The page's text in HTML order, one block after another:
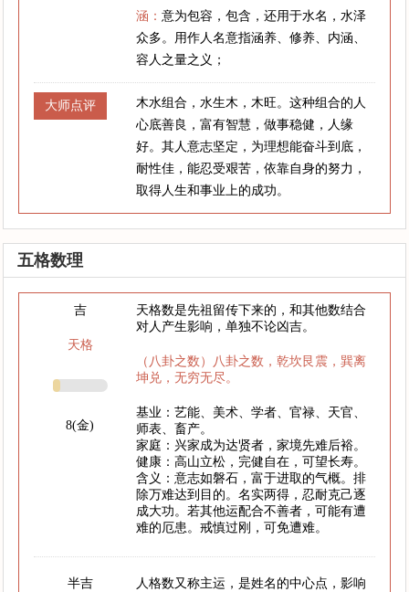
涵：意为包容，包含，还用于水名，水泽
众多。用作人名意指涵养、修养、内涵、
容人之量之义；
大师点评
木水组合，水生木，木旺。这种组合的人
心底善良，富有智慧，做事稳健，人缘
好。其人意志坚定，为理想能奋斗到底，
耐性佳，能忍受艰苦，依靠自身的努力，
取得人生和事业上的成功。
五格数理
吉
天格
8(金)
天格数是先祖留传下来的，和其他数结合
对人产生影响，单独不论凶吉。
（八卦之数）八卦之数，乾坎艮震，巽离
坤兑，无穷无尽。
基业：艺能、美术、学者、官禄、天官、
师表、畜产。
家庭：兴家成为达贤者，家境先难后裕。
健康：高山立松，完健自在，可望长寿。
含义：意志如磐石，富于进取的气概。排
除万难达到目的。名实两得，忍耐克己逐
成大功。若其他运配合不善者，可能有遭
难的厄患。戒慎过刚，可免遭难。
半吉
人格数又称主运，是姓名的中心点，影响